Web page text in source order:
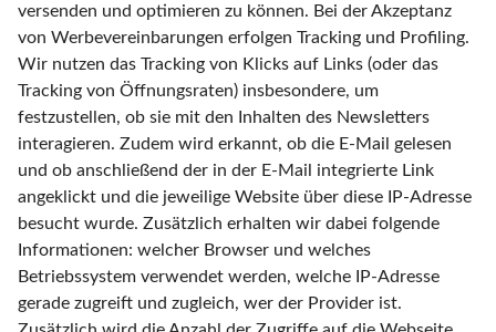
versenden und optimieren zu können. Bei der Akzeptanz
von Werbevereinbarungen erfolgen Tracking und Profiling.
Wir nutzen das Tracking von Klicks auf Links (oder das
Tracking von Öffnungsraten) insbesondere, um
festzustellen, ob sie mit den Inhalten des Newsletters
interagieren. Zudem wird erkannt, ob die E-Mail gelesen
und ob anschließend der in der E-Mail integrierte Link
angeklickt und die jeweilige Website über diese IP-Adresse
besucht wurde. Zusätzlich erhalten wir dabei folgende
Informationen: welcher Browser und welches
Betriebssystem verwendet werden, welche IP-Adresse
gerade zugreift und zugleich, wer der Provider ist.